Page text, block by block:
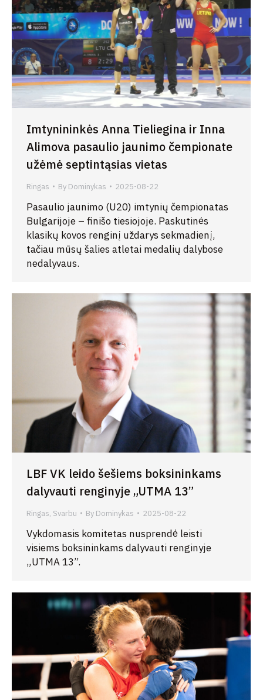
Imtynininkės Anna Tieliegina ir Inna
Alimova pasaulio jaunimo čempionate
užėmė septintąsias vietas
Ringas By Dominykas 2025-08-22
Pasaulio jaunimo (U20) imtynių čempionatas
Bulgarijoje – finišo tiesiojoje. Paskutinės
klasikų kovos renginį uždarys sekmadienį,
tačiau mūsų šalies atletai medalių dalybose
nedalyvaus.
LBF VK leido šešiems boksininkams
dalyvauti renginyje „UTMA 13”
Ringas, Svarbu By Dominykas 2025-08-22
Vykdomasis komitetas nusprendė leisti
visiems boksininkams dalyvauti renginyje
„UTMA 13”.